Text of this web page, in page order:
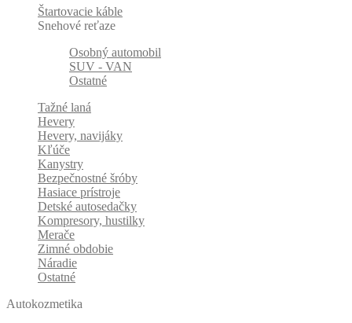
Štartovacie káble
Snehové reťaze
Osobný automobil
SUV - VAN
Ostatné
Tažné laná
Hevery
Hevery, navijáky
Kľúče
Kanystry
Bezpečnostné šróby
Hasiace prístroje
Detské autosedačky
Kompresory, hustilky
Merače
Zimné obdobie
Náradie
Ostatné
Autokozmetika